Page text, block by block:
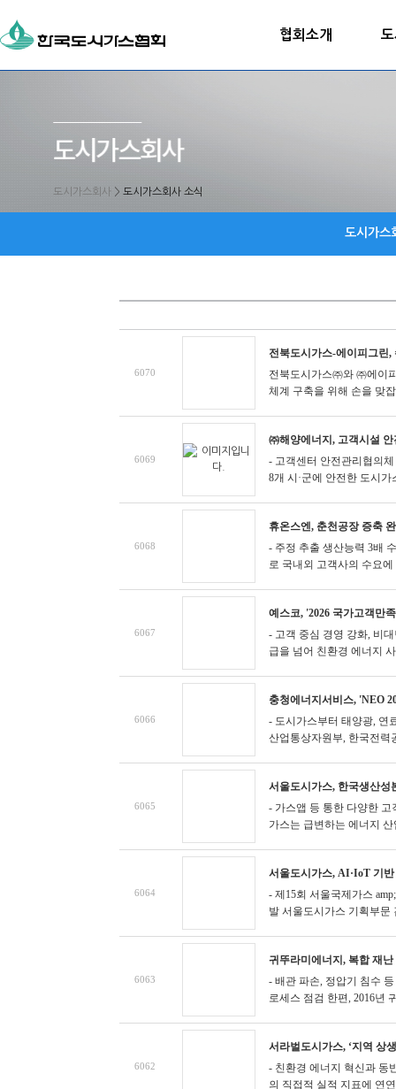
협회소개
도시가스회사 > 도시가스회사 소식
도시가스
6070
전북도시가스-에이피그린,
전북도시가스㈜와 ㈜에이
체계 구축을 위해 손을 맞
6069
㈜해양에너지, 고객시설
- 고객센터 안전관리협의
8개 시·군에 안전한 도시
6068
휴온스엔, 춘천공장 증축
- 주정 추출 생산능력 3배
로 국내외 고객사의 수요
6067
예스코, '2026 국가고객만
- 고객 중심 경영 강화, 비
급을 넘어 친환경 에너지
6066
충청에너지서비스, 'NEO
- 도시가스부터 태양광, 연
산업통상자원부, 한국전력
6065
서울도시가스, 한국생산성
- 가스앱 등 통한 다양한
가스는 급변하는 에너지
6064
서울도시가스, AI·IoT 기
- 제15회 서울국제가스
발 서울도시가스 기획부문
6063
귀뚜라미에너지, 복합 재
- 배관 파손, 정압기 침수
로세스 점검 한편, 2016년
6062
서라벌도시가스, ‘지역 상
- 친환경 에너지 혁신과 동
의 직접적 실적 지표에 연